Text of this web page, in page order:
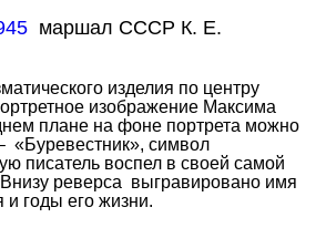
маршал СССР К. Е.
изделия по центру
изображение Максима
плане на фоне портрета можно
«Буревестник», символ
писатель воспел в своей самой
реверса выгравировано имя
и годы его жизни.